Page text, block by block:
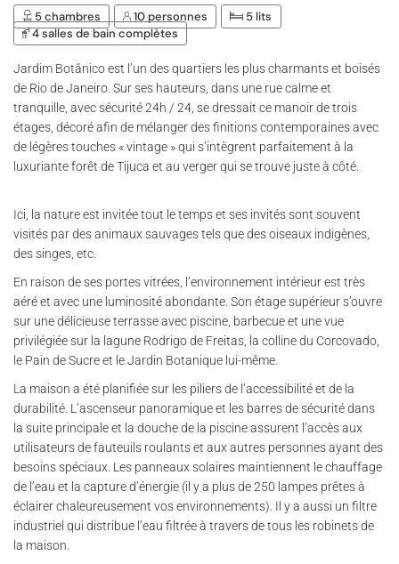
5 chambres 10 personnes
5 lits
4 salles de bain complètes
Jardim Botânico est l’un des quartiers les plus charmants et boisés
de Rio de Janeiro. Sur ses hauteurs, dans une rue calme et
tranquille, avec sécurité 24h / 24, se dressait ce manoir de trois
étages, décoré afin de mélanger des finitions contemporaines avec
de légères touches « vintage » qui s’intègrent parfaitement à la
luxuriante forêt de Tijuca et au verger qui se trouve juste à côté.
Ici, la nature est invitée tout le temps et ses invités sont souvent
visités par des animaux sauvages tels que des oiseaux indigènes,
des singes, etc.
En raison de ses portes vitrées, l’environnement intérieur est très
aéré et avec une luminosité abondante. Son étage supérieur s’ouvre
sur une délicieuse terrasse avec piscine, barbecue et une vue
privilégiée sur la lagune Rodrigo de Freitas, la colline du Corcovado,
le Pain de Sucre et le Jardin Botanique lui-même.
La maison a été planifiée sur les piliers de l’accessibilité et de la
durabilité. L’ascenseur panoramique et les barres de sécurité dans
la suite principale et la douche de la piscine assurent l’accès aux
utilisateurs de fauteuils roulants et aux autres personnes ayant des
besoins spéciaux. Les panneaux solaires maintiennent le chauffage
de l’eau et la capture d’énergie (il y a plus de 250 lampes prêtes à
éclairer chaleureusement vos environnements). Il y a aussi un filtre
industriel qui distribue l’eau filtrée à travers de tous les robinets de
la maison.